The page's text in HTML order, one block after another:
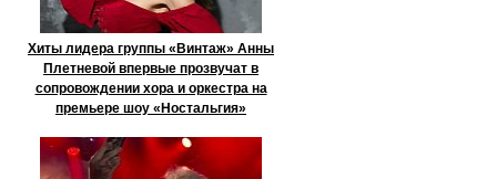
Хиты лидера группы «Винтаж» Анны
Плетневой впервые прозвучат в
сопровождении хора и оркестра на
премьере шоу «Ностальгия»